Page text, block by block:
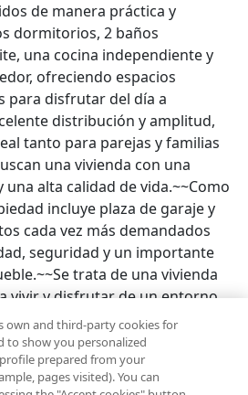
de manera práctica y
dormitorios, 2 baños
una cocina independiente y
ofreciendo espacios
para disfrutar del día a
distribución y amplitud,
tanto para parejas y familias
una vivienda con una
alta calidad de vida.~~Como
incluye plaza de garaje y
cada vez más demandados
seguridad y un importante
trata de una vivienda
vivir y disfrutar de un entorno
a la cercanía de todos los
Y UBICACIÓN~~Posada de
como uno de los municipios
del centro de Asturias, gracias a
own and third-party cookies for
to show you personalized
prepared from your
pages visited). You can